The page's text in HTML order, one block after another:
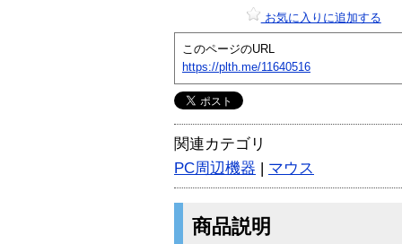
お気に入りに追加する
このページのURL
https://plth.me/11640516
関連カテゴリ
PC周辺機器 | マウス
商品説明